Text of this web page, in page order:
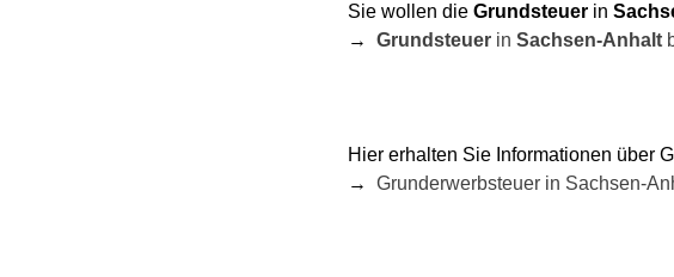
Sie wollen die Grundsteuer in
→ Grundsteuer in Sachsen-Anhalt
Hier erhalten Sie Informationen über
→ Grunderwerbsteuer in Sachsen-